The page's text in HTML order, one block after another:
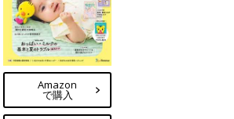
Amazon
で購入